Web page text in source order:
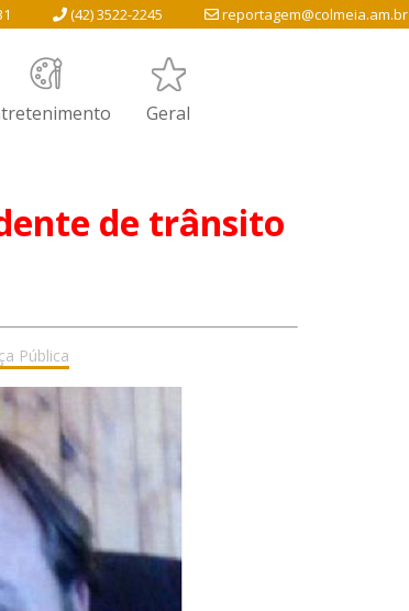
reportagem@colmeia.am.br
(42) 3522-2245
Geral
de trânsito
Pública